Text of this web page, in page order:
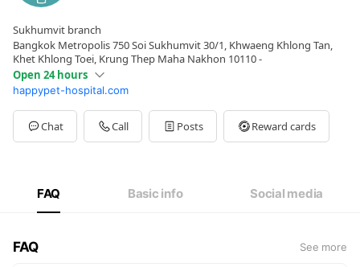
Sukhumvit branch
Bangkok Metropolis 750 Soi Sukhumvit 30/1, Khwaeng Khlong Tan,
Khet Khlong Toei, Krung Thep Maha Nakhon 10110 -
Open 24 hours
SunOpen 24 hours
MonOpen 24 hours
TueOpen 24 hours
WedOpen 24 hours
happypet-hospital.com
Chat Call Posts Reward cards
FAQ Basic info Social media
FAQ See more